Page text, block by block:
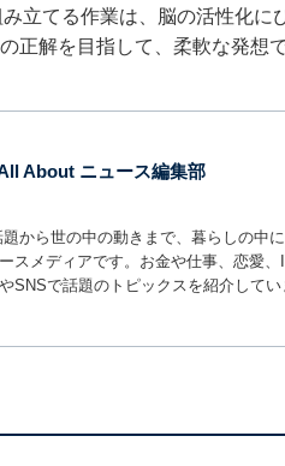
立てる作業は、脳の活性化に
正解を目指して、柔軟な発想
About ニュース編集部
から世の中の動きまで、暮らしの中
スメディアです。お金や仕事、恋愛
SNSで話題のトピックスを紹介してい